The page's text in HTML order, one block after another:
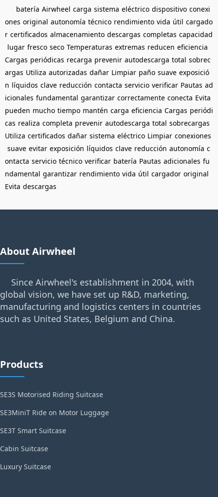
batería Airwheel carga sistema eléctrico dispositivo conexi
ones original autonomía técnico rendimiento vida útil cargado
r certificados almacenamiento descargas completas capacidad
lugar fresco seco Temperaturas extremas reducen eficiencia
Cargas periódicas recarga prevenir autodescarga total sobrec
argas Utiliza autorizadas dañar Limpiar paño suave exposició
n líquidos clave reducción contacta servicio verificar Pautas ad
icionales fundamental garantizar correctamente conecta Evita
pueden mucho tiempo mantén carga eficiencia Cargas periódi
cas realiza completa prevenir autodescarga total sobrecargas
Utiliza certificados dañar sistema eléctrico Limpiar conexiones
suave evitar exposición líquidos clave reducción autonomía c
ontacta servicio técnico verificar batería Pautas adicionales fu
ndamental garantizar rendimiento vida útil cargador original
Evita descargas
About Airwheel
Since Airwheel's establishment in 2004, with
global vision, we have set up R&D, marketing,
manufacturing and logistics centers in countries
such as United States, Belgium and China.
Products
SE3S Motorised Riding Suitcase
SE3MiniT Ride on Motor Luggage
SE3T Smart Suitcase
Cabin Suitcase
Luxury Suitcase